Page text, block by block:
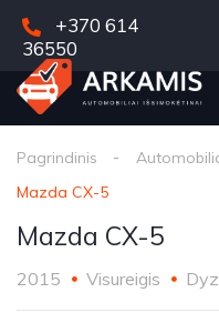
+370 614
36550
Pagrindinis
Mazda CX-5
Mazda CX-5
2015 Visureigis